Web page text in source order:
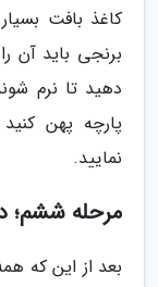
کاغذ بافت
دهید تا نرم
پارچه پهن
نمایید.
مرحله ششم؛
بعد از این که